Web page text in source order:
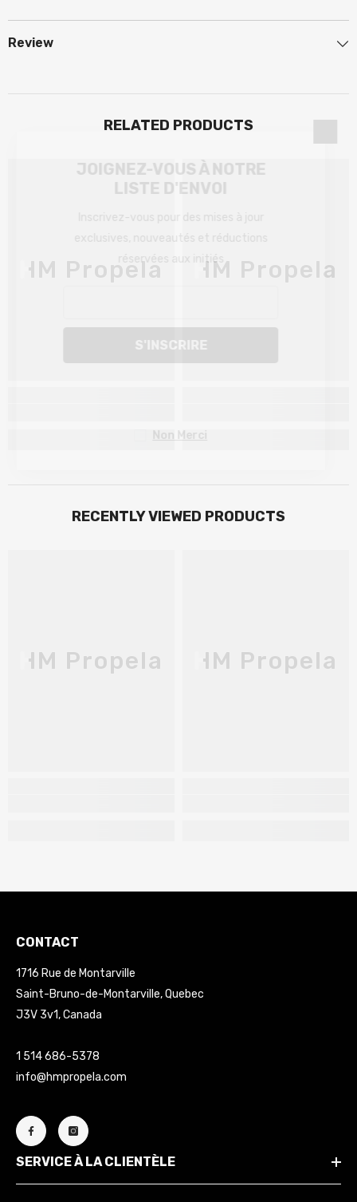
Review
RELATED PRODUCTS
HM Propela HM Propela
RECENTLY VIEWED PRODUCTS
HM Propela HM Propela
CONTACT
1716 Rue de Montarville
Saint-Bruno-de-Montarville, Quebec
J3V 3v1, Canada
1 514 686-5378
info@hmpropela.com
SERVICE À LA CLIENTÈLE
JOIGNEZ-VOUS À NOTRE
LISTE D'ENVOI
Inscrivez-vous pour des mises à jour
exclusives, nouveautés et réductions
réservées aux initiés
S'INSCRIRE
Non Merci